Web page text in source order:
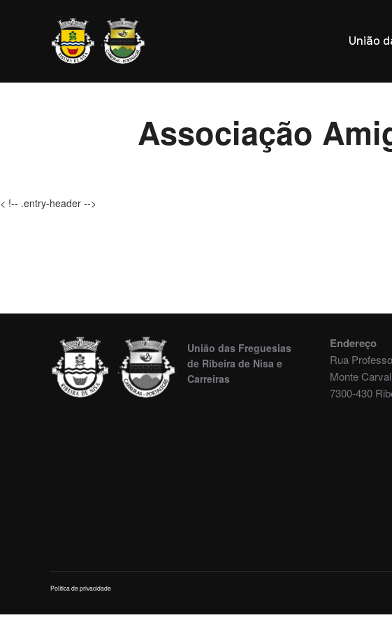
União
Associação
< !-- .entry-header -->
União das Freguesias
de Ribeira de Nisa e
Carreiras
Endereço
Rua
Monte
7300-430
Política de privacidade